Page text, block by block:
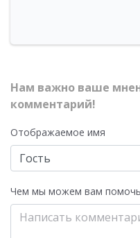
Нам важно ваше
комментарий!
Отображаемое имя
Чем мы можем вам